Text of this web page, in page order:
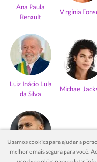
Ana Paula
Renault
Virgínia
Luiz Inácio Lula
da Silva
Michael
Usamos cookies para ajudar a
melhor e mais segura para você.